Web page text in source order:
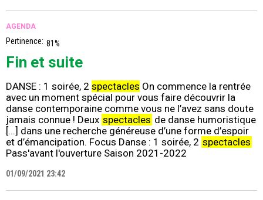
AGENDA
Pertinence: 81%
Fin et suite
DANSE : 1 soirée, 2 spectacles On commence la rentrée
avec un moment spécial pour vous faire découvrir la
danse contemporaine comme vous ne l’avez sans doute
jamais connue ! Deux spectacles de danse humoristique
[...] dans une recherche généreuse d’une forme d’espoir
et d’émancipation. Focus Danse : 1 soirée, 2 spectacles
Pass'avant l'ouverture Saison 2021-2022
01/09/2021 23:42